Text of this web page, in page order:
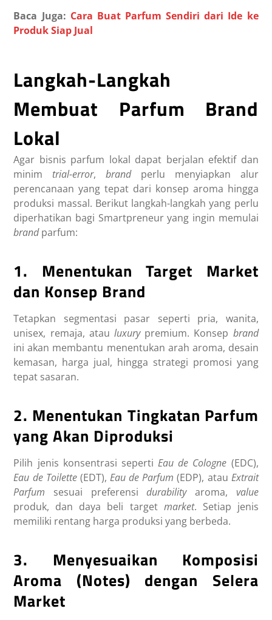
Baca Juga: Cara Buat Parfum Sendiri dari Ide ke
Produk Siap Jual
Langkah-Langkah
Membuat Parfum Brand
Lokal
Agar bisnis parfum lokal dapat berjalan efektif dan
minim trial-error,brandperlu menyiapkan alur
perencanaan yang tepat dari konsep aroma hingga
produksi massal. Berikut langkah-langkah yang perlu
diperhatikan bagi Smartpreneur yang ingin memulai
brandparfum:
1. Menentukan Target Market
dan Konsep Brand
Tetapkan segmentasi pasar seperti pria, wanita,
unisex, remaja, atau luxurypremium. Konsep brand
ini akan membantu menentukan arah aroma, desain
kemasan, harga jual, hingga strategi promosi yang
tepat sasaran.
2. Menentukan Tingkatan Parfum
yang Akan Diproduksi
Pilih jenis konsentrasi sepertiEau de Cologne (EDC),
Eau de Toilette(EDT), Eau de Parfum (EDP), atau Extrait
Parfum sesuai preferensidurabilityaroma, value
produk, dan daya beli target market. Setiap jenis
memiliki rentang harga produksi yang berbeda.
3. Menyesuaikan Komposisi
Aroma (Notes) dengan Selera
Market